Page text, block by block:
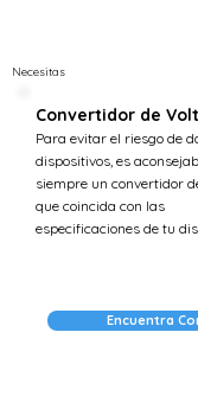
Necesitas
Convertidor de
Para evitar el riesgo de
dispositivos, es
siempre un convertidor
que coincida con las
especificaciones de tu
Encuentra